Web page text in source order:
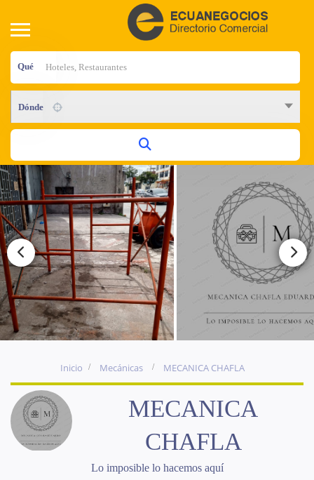
Qué
Dónde
Inicio Mecánicas MECANICA CHAFLA
MECANICA
CHAFLA
Lo imposible lo hacemos aquí